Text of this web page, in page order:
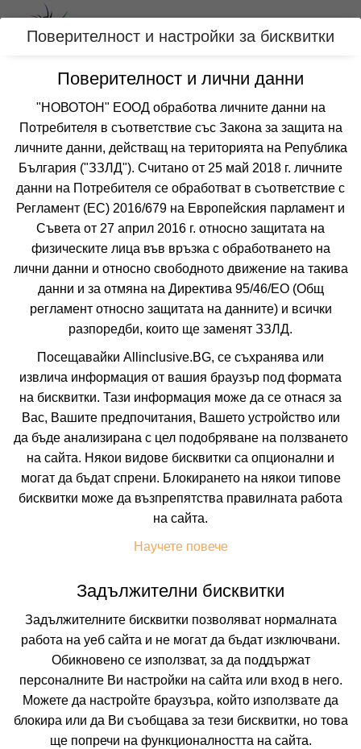
Вход
Категории
Оферти за Юли за ВЕЛИНГРАД,
БЪЛГАРИЯ
Още курорти Филтри
 Сортирай по:
4=3наст. 11.01-20.12;
МАКСИ ПАРК ХОТЕЛ
цена от 99.38 лв. /50.81 €
На изплащане с
Пълно описание на хотела
КАЛКУЛИРАЙ ЦЕНА
Поверителност и настройки за бисквитки
Поверителност и лични данни
"НОВОТОН" ЕООД обработва личните данни на
Потребителя в съответствие със Закона за защита на
личните данни, действащ на територията на Република
България ("ЗЗЛД"). Считано от 25 май 2018 г. личните
данни на Потребителя се обработват в съответствие с
Регламент (ЕС) 2016/679 на Европейския парламент и
Съвета от 27 април 2016 г. относно защитата на
физическите лица във връзка с обработването на
лични данни и относно свободното движение на такива
данни и за отмяна на Директива 95/46/EО (Общ
регламент относно защитата на данните) и всички
разпоредби, които ще заменят ЗЗЛД.
Посещавайки Allinclusive.BG, се съхранява или
извлича информация от вашия браузър под формата
на бисквитки. Тази информация може да се отнася за
Вас, Вашите предпочитания, Вашето устройство или
да бъде анализирана с цел подобряване на ползването
на сайта. Някои видове бисквитки са опционални и
могат да бъдат спрени. Блокирането на някои типове
бисквитки може да възпрепятства правилната работа
на сайта.
Научете повече
Задължителни бисквитки
Задължителните бисквитки позволяват нормалната
работа на уеб сайта и не могат да бъдат изключвани.
Обикновено се използват, за да поддържат
персоналните Ви настройки на сайта или вход в него.
Можете да настройте браузъра, който използвате да
блокира или да Ви съобщава за тези бисквитки, но това
ще попречи на функционалността на сайта.